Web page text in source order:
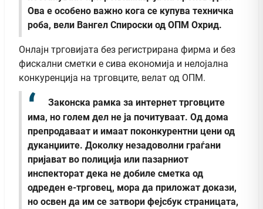
Ова е особено важно кога се купува техничка
роба, вели Вангел Спироски од ОПМ Охрид.
Онлајн трговијата без регистрирана фирма и без
фискални сметки е сива економија и нелојална
конкуренција на трговците, велат од ОПМ.
Законска рамка за интернет трговците
има, но голем дел не ја почитуваат. Од дома
препродаваат и имаат поконкурентни цени од
дуканџиите. Доколку незадоволни граѓани
пријават во полиција или пазарниот
инспекторат дека не добиле сметка од
одреден е-трговец, мора да приложат докази,
но освен да им се затвори фејсбук страницата,